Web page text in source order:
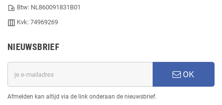
Btw: NL860091831B01
Kvk: 74969269
NIEUWSBRIEF
OK
Afmelden kan altijd via de link onderaan de nieuwsbrief.